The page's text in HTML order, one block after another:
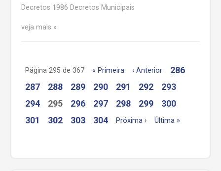
Decretos 1986 Decretos Municipais
veja mais
Página 295 de 367 « Primeira ‹ Anterior
286
287
288 289 290 291 292
293
294
295 296 297 298 299
300
301
302 303 304 Próxima › Última »